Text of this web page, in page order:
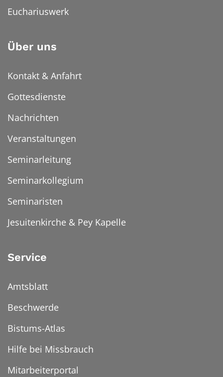
Euchariuswerk
Über uns
Kontakt & Anfahrt
Gottesdienste
Nachrichten
Veranstaltungen
Seminarleitung
Seminarkollegium
Seminaristen
Jesuitenkirche & Pey Kapelle
Service
Amtsblatt
Beschwerde
Bistums-Atlas
Hilfe bei Missbrauch
Mitarbeiterportal